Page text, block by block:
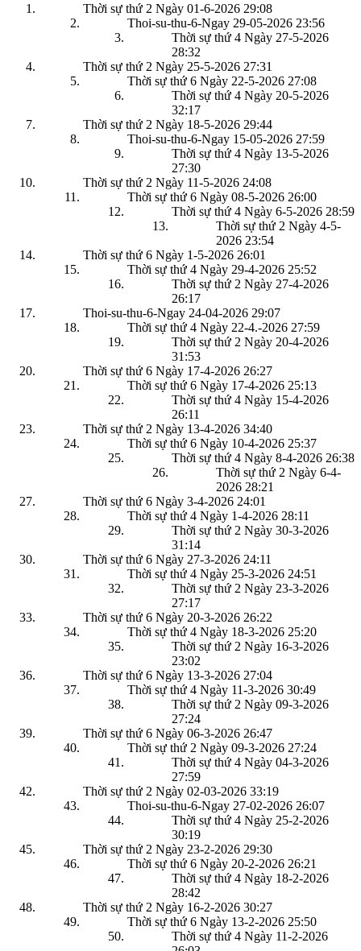
Thời sự thứ 2 Ngày 01-6-2026 29:08
Thoi-su-thu-6-Ngay 29-05-2026 23:56
Thời sự thứ 4 Ngày 27-5-2026
28:32
Thời sự thứ 2 Ngày 25-5-2026 27:31
Thời sự thứ 6 Ngày 22-5-2026 27:08
Thời sự thứ 4 Ngày 20-5-2026
32:17
Thời sự thứ 2 Ngày 18-5-2026 29:44
Thoi-su-thu-6-Ngay 15-05-2026 27:59
Thời sự thứ 4 Ngày 13-5-2026
27:30
Thời sự thứ 2 Ngày 11-5-2026 24:08
Thời sự thứ 6 Ngày 08-5-2026 26:00
Thời sự thứ 4 Ngày 6-5-2026 28:59
Thời sự thứ 2 Ngày 4-5-
2026 23:54
Thời sự thứ 6 Ngày 1-5-2026 26:01
Thời sự thứ 4 Ngày 29-4-2026 25:52
Thời sự thứ 2 Ngày 27-4-2026
26:17
Thoi-su-thu-6-Ngay 24-04-2026 29:07
Thời sự thứ 4 Ngày 22-4.-2026 27:59
Thời sự thứ 2 Ngày 20-4-2026
31:53
Thời sự thứ 6 Ngày 17-4-2026 26:27
Thời sự thứ 6 Ngày 17-4-2026 25:13
Thời sự thứ 4 Ngày 15-4-2026
26:11
Thời sự thứ 2 Ngày 13-4-2026 34:40
Thời sự thứ 6 Ngày 10-4-2026 25:37
Thời sự thứ 4 Ngày 8-4-2026 26:38
Thời sự thứ 2 Ngày 6-4-
2026 28:21
Thời sự thứ 6 Ngày 3-4-2026 24:01
Thời sự thứ 4 Ngày 1-4-2026 28:11
Thời sự thứ 2 Ngày 30-3-2026
31:14
Thời sự thứ 6 Ngày 27-3-2026 24:11
Thời sự thứ 4 Ngày 25-3-2026 24:51
Thời sự thứ 2 Ngày 23-3-2026
27:17
Thời sự thứ 6 Ngày 20-3-2026 26:22
Thời sự thứ 4 Ngày 18-3-2026 25:20
Thời sự thứ 2 Ngày 16-3-2026
23:02
Thời sự thứ 6 Ngày 13-3-2026 27:04
Thời sự thứ 4 Ngày 11-3-2026 30:49
Thời sự thứ 2 Ngày 09-3-2026
27:24
Thời sự thứ 6 Ngày 06-3-2026 26:47
Thời sự thứ 2 Ngày 09-3-2026 27:24
Thời sự thứ 4 Ngày 04-3-2026
27:59
Thời sự thứ 2 Ngày 02-03-2026 33:19
Thoi-su-thu-6-Ngay 27-02-2026 26:07
Thời sự thứ 4 Ngày 25-2-2026
30:19
Thời sự thứ 2 Ngày 23-2-2026 29:30
Thời sự thứ 6 Ngày 20-2-2026 26:21
Thời sự thứ 4 Ngày 18-2-2026
28:42
Thời sự thứ 2 Ngày 16-2-2026 30:27
Thời sự thứ 6 Ngày 13-2-2026 25:50
Thời sự thứ 4 Ngày 11-2-2026